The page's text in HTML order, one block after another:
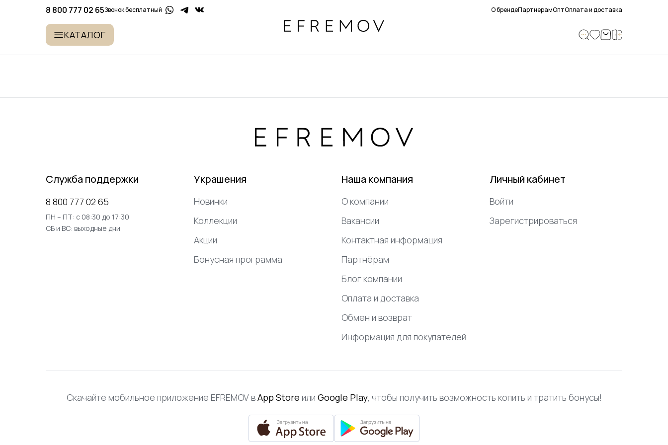
8 800 777 02 65Звонок бесплатный О брендеПартнерамОптОплата и доставка
КАТАЛОГ
Служба поддержки
8 800 777 02 65
ПН – ПТ: с 08:30 до 17:30
СБ и ВС: выходные дни
Украшения
Новинки
Коллекции
Акции
Бонусная программа
Наша компания
О компании
Вакансии
Контактная информация
Партнёрам
Блог компании
Оплата и доставка
Обмен и возврат
Информация для покупателей
Личный кабинет
Войти
Зарегистрироваться
Скачайте мобильное приложение EFREMOV вApp Store или Google Play, чтобы получить возможность копить и тратить бонусы!